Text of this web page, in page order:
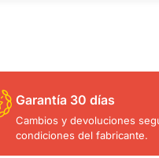
Garantía 30 días
Cambios y devoluciones
condiciones del fabricante.